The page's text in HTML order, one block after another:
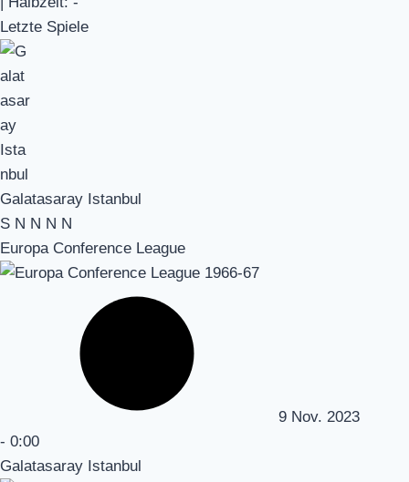
Letzte Spiele
Galatasaray Istanbul
S N N N N
Europa Conference League
9 Nov. 2023
- 0:00
Galatasaray Istanbul